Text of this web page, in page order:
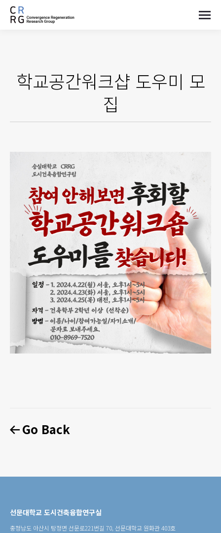
학교공간워크샵 도우미 모
집
Go Back
선문대학교 도시건축융합연구실
충청남도 아산시 탕정면 선문로221번길 70, 선문대학교 원화관 403호